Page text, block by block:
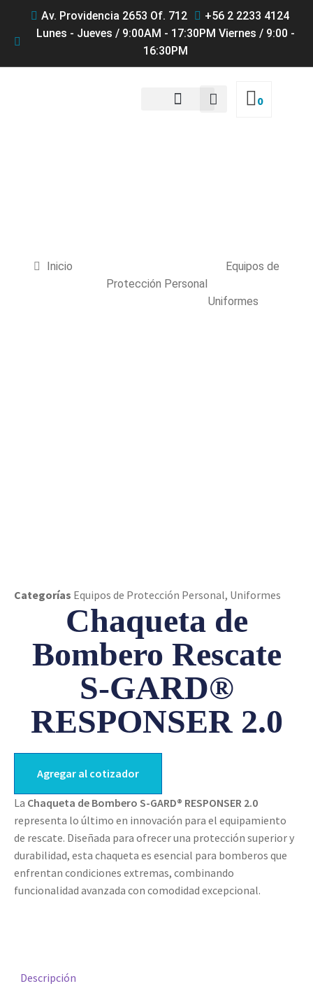
Av. Providencia 2653 Of. 712
+56 2 2233 4124
Lunes - Jueves / 9:00AM - 17:30PM Viernes / 9:00 -
16:30PM
0
Inicio
Equipos de
Protección Personal
Uniformes
Categorías Equipos de Protección Personal, Uniformes
Chaqueta de
Bombero Rescate
S-GARD®
RESPONSER 2.0
Agregar al cotizador
La Chaqueta de Bombero S-GARD® RESPONSER 2.0
representa lo último en innovación para el equipamiento
de rescate. Diseñada para ofrecer una protección superior y
durabilidad, esta chaqueta es esencial para bomberos que
enfrentan condiciones extremas, combinando
funcionalidad avanzada con comodidad excepcional.
Descripción